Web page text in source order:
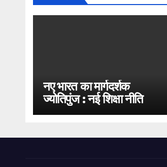
नए भारत का मार्गदर्शक
ज्योतिपुंज : नई शिक्षा नीति
2020